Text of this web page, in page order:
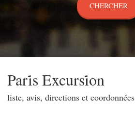
Pari̇̇s Excursi̇̇on
liste, avis, directions et coordonnées